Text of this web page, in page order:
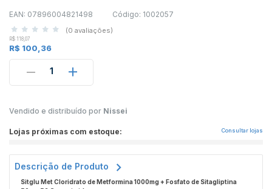
EAN: 07896004821498 Código: 1002057
(0 avaliações)
R$ 118,07
R$ 100,36
1
Vendido e distribuído por Nissei
Lojas próximas com estoque: Consultar lojas
Descrição de Produto
Sitglu Met Cloridrato de Metformina 1000mg + Fosfato de Sitagliptina